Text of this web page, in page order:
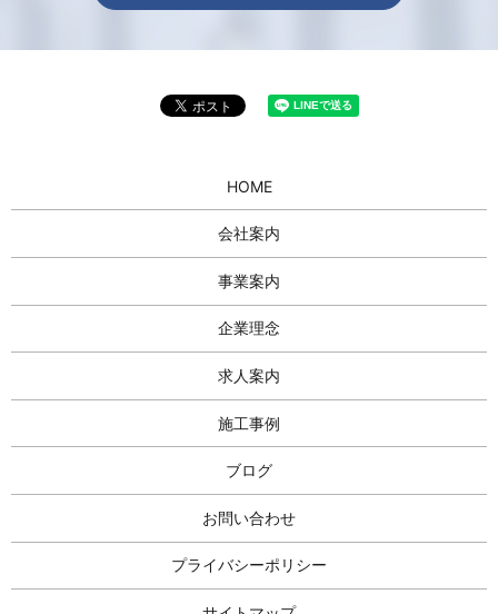
HOME
会社案内
事業案内
企業理念
求人案内
施工事例
ブログ
お問い合わせ
プライバシーポリシー